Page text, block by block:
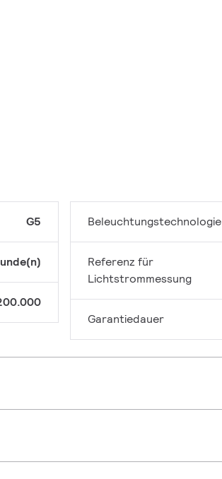
G5 Beleuchtungstechnologie
Referenz für
Lichtstrommessung
Garantiedauer